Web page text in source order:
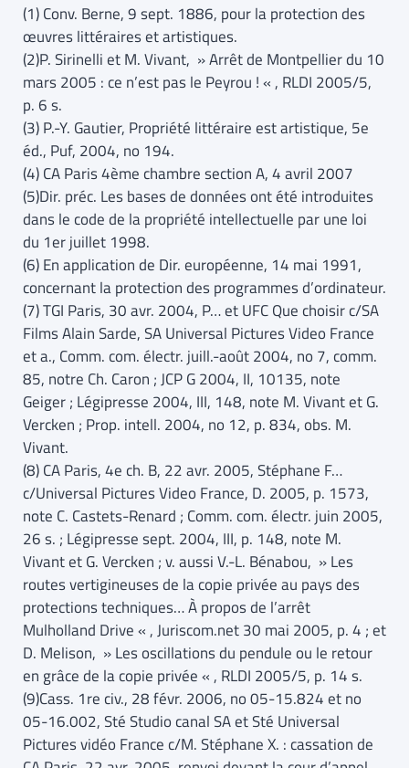
(1) Conv. Berne, 9 sept. 1886, pour la protection des
œuvres littéraires et artistiques.
(2)P. Sirinelli et M. Vivant, » Arrêt de Montpellier du 10
mars 2005 : ce n’est pas le Peyrou ! « , RLDI 2005/5,
p. 6 s.
(3) P.-Y. Gautier, Propriété littéraire est artistique, 5e
éd., Puf, 2004, no 194.
(4) CA Paris 4ème chambre section A, 4 avril 2007
(5)Dir. préc. Les bases de données ont été introduites
dans le code de la propriété intellectuelle par une loi
du 1er juillet 1998.
(6) En application de Dir. européenne, 14 mai 1991,
concernant la protection des programmes d’ordinateur.
(7) TGI Paris, 30 avr. 2004, P… et UFC Que choisir c/SA
Films Alain Sarde, SA Universal Pictures Video France
et a., Comm. com. électr. juill.-août 2004, no 7, comm.
85, notre Ch. Caron ; JCP G 2004, II, 10135, note
Geiger ; Légipresse 2004, III, 148, note M. Vivant et G.
Vercken ; Prop. intell. 2004, no 12, p. 834, obs. M.
Vivant.
(8) CA Paris, 4e ch. B, 22 avr. 2005, Stéphane F…
c/Universal Pictures Video France, D. 2005, p. 1573,
note C. Castets-Renard ; Comm. com. électr. juin 2005,
26 s. ; Légipresse sept. 2004, III, p. 148, note M.
Vivant et G. Vercken ; v. aussi V.-L. Bénabou, » Les
routes vertigineuses de la copie privée au pays des
protections techniques… À propos de l’arrêt
Mulholland Drive « , Juriscom.net 30 mai 2005, p. 4 ; et
D. Melison, » Les oscillations du pendule ou le retour
en grâce de la copie privée « , RLDI 2005/5, p. 14 s.
(9)Cass. 1re civ., 28 févr. 2006, no 05-15.824 et no
05-16.002, Sté Studio canal SA et Sté Universal
Pictures vidéo France c/M. Stéphane X. : cassation de